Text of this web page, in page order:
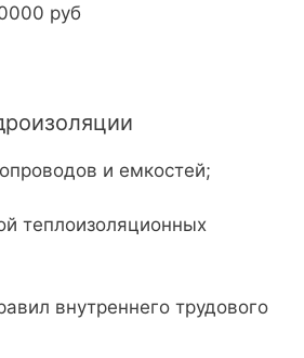
руб
и емкостей;
теплоизоляционных
внутреннего трудового